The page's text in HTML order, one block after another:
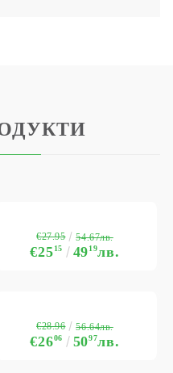
€2515 4919лв.
€27.95 54.67лв.
€2606 5097лв.
€28.96 56.64лв.